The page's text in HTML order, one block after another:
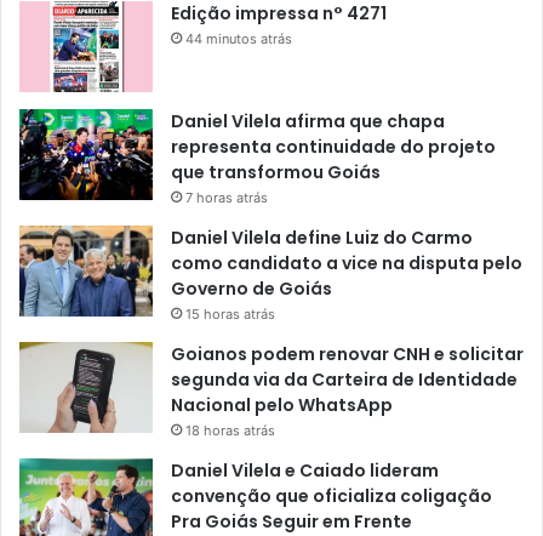
Edição impressa n° 4271
44 minutos atrás
Daniel Vilela afirma que chapa
representa continuidade do projeto
que transformou Goiás
7 horas atrás
Daniel Vilela define Luiz do Carmo
como candidato a vice na disputa pelo
Governo de Goiás
15 horas atrás
Goianos podem renovar CNH e solicitar
segunda via da Carteira de Identidade
Nacional pelo WhatsApp
18 horas atrás
Daniel Vilela e Caiado lideram
convenção que oficializa coligação
Pra Goiás Seguir em Frente